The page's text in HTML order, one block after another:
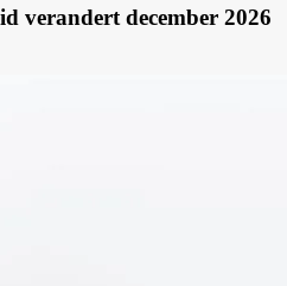
verandert december 2026